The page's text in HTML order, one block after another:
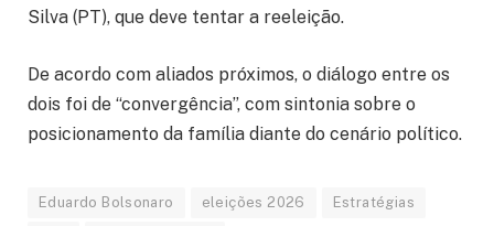
Silva (PT), que deve tentar a reeleição.
De acordo com aliados próximos, o diálogo entre os
dois foi de “convergência”, com sintonia sobre o
posicionamento da família diante do cenário político.
Eduardo Bolsonaro eleições 2026 Estratégias